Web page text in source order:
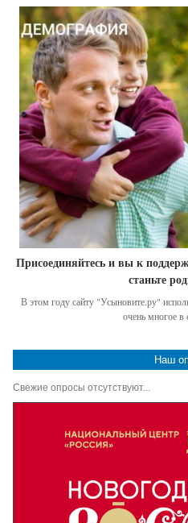
Присоединяйтесь и вы к
станьте
В этом году сайту "Усыновите.ру"
очень многое в
Наш
Свежие опросы отсутствуют...